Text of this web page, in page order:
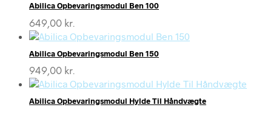
Abilica Opbevaringsmodul Ben 100
649,00 kr.
Abilica Opbevaringsmodul Ben 150
949,00 kr.
Abilica Opbevaringsmodul Hylde Til Håndvægte